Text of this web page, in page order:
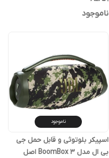
ناموجود
ناموجود
اسپیکر بلوتوثی و قابل حمل جی
بی ال مدل BoomBox 3 اصل